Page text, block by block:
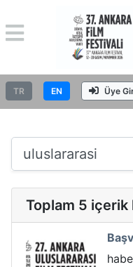
TR EN Üye
Toplam 5